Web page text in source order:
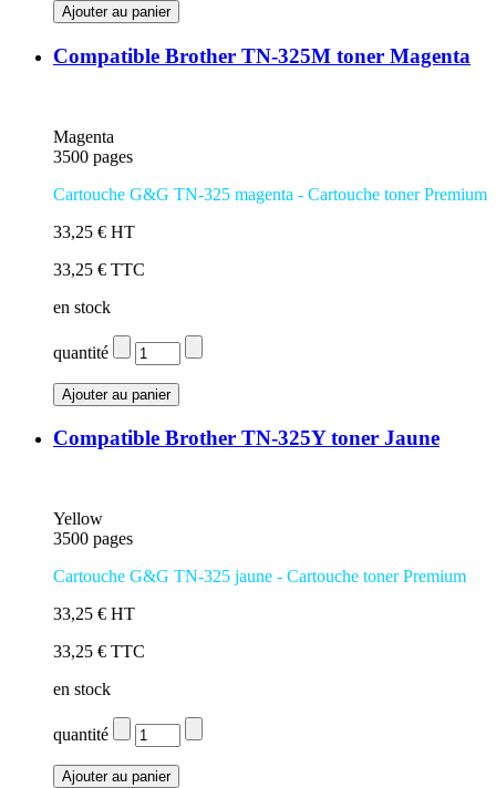
Compatible Brother TN-325M toner Magenta
Magenta
3500 pages
Cartouche G&G TN-325 magenta - Cartouche toner Premium
33,25 € HT
33,25 € TTC
en stock
quantité
Compatible Brother TN-325Y toner Jaune
Yellow
3500 pages
Cartouche G&G TN-325 jaune - Cartouche toner Premium
33,25 € HT
33,25 € TTC
en stock
quantité